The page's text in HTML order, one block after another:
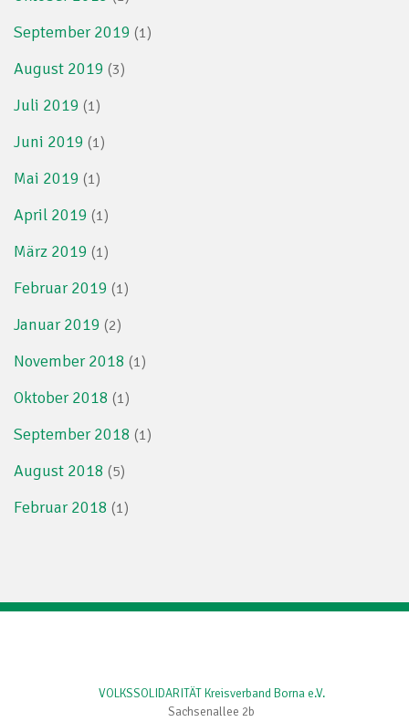
September 2019 (1)
August 2019 (3)
Juli 2019 (1)
Juni 2019 (1)
Mai 2019 (1)
April 2019 (1)
März 2019 (1)
Februar 2019 (1)
Januar 2019 (2)
November 2018 (1)
Oktober 2018 (1)
September 2018 (1)
August 2018 (5)
Februar 2018 (1)
VOLKSSOLIDARITÄT Kreisverband Borna e.V.
Sachsenallee 2b